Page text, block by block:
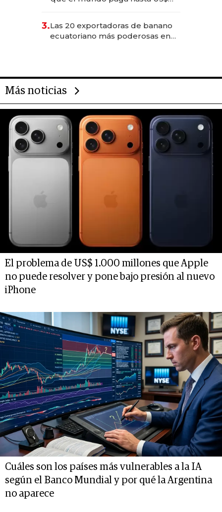
3.Las 20 exportadoras de banano
ecuatoriano más poderosas en
Más noticias
El problema de US$ 1.000 millones que Apple
no puede resolver y pone bajo presión al nuevo
iPhone
Cuáles son los países más vulnerables a la IA
según el Banco Mundial y por qué la Argentina
no aparece